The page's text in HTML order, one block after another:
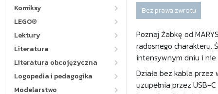
Komiksy
LEGO®
Lektury
Literatura
Literatura obcojęzyczna
Logopedia i pedagogika
Modelarstwo
Bez prawa zwrotu
Poznaj Żabkę od
radosnego charakteru.
intensywnym dniu i nie
Działa bez kabla przez
uzupełnia przez USB-